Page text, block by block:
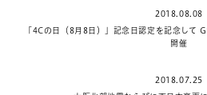
2018.08.08
「4Cの日（8月8日）」記念日認定を記念して
開催
2018.07.25